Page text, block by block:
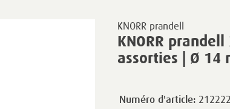
KNORR prandell
KNORR
assorties | Ø 14
Numéro d'article: